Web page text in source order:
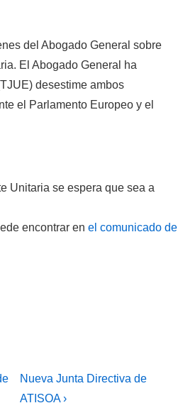
del Abogado General sobre
. El Abogado General
ha
TJUE) desestime ambos
el Parlamento Europeo y el
Unitaria se espera que sea a
encontrar en el comunicado de
La
entrada
Nueva Junta Directiva de
ATISOA ›